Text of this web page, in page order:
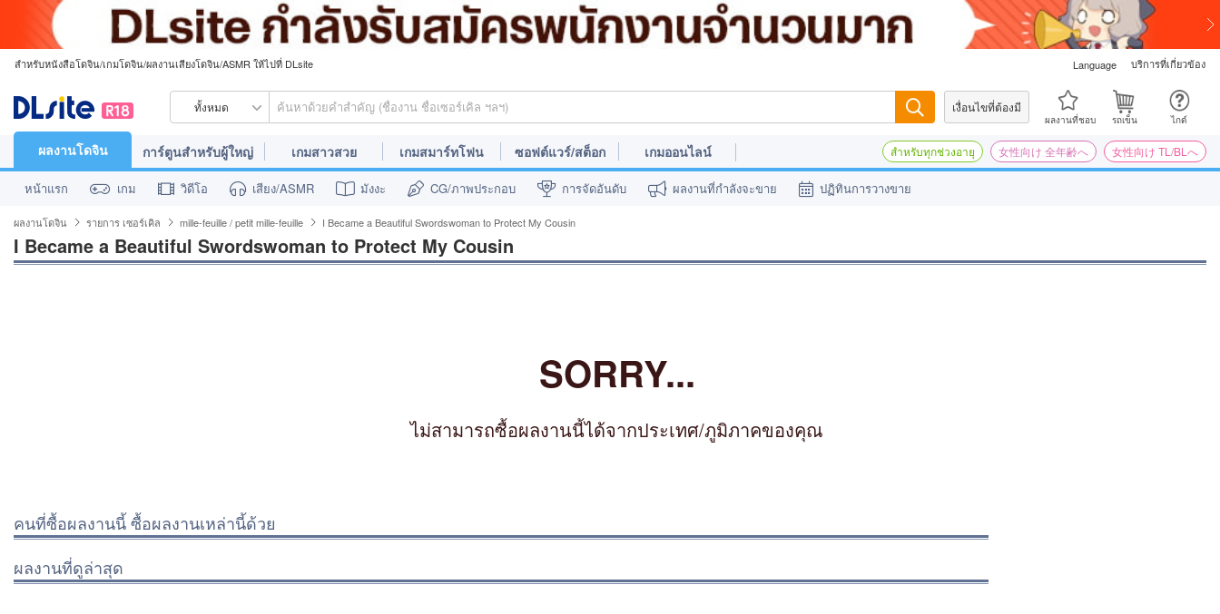
สำหรับหนังสือโดจิน/เกมโดจิน/ผลงานเสียงโดจิน/ASMR ให้ไปที่ DLsite Language บริการที่เกี่ยวข้อง
ทั้งหมด ค้นหาเงื่อนไขที่ต้องมี
ผลงานที่ชอบ รถเข็น ไกด์
ผลงานโดจิน การ์ตูนสำหรับผู้ใหญ่ เกมสาวสวย เกมสมาร์ทโฟน ซอฟต์แวร์/สต็อก เกมออนไลน์ สำหรับทุกช่วงอายุ 女性向け 全年齢へ 女性向け TL/BLへ
หน้าแรก เกม วิดีโอ เสียง/ASMR มังงะ CG/ภาพประกอบ การจัดอันดับ ผลงานที่กำลังจะขาย ปฏิทินการวางขาย
ผลงานโดจิน รายการ เซอร์เคิล mille-feuille / petit mille-feuille I Became a Beautiful Swordswoman to Protect My Cousin
I Became a Beautiful Swordswoman to Protect My Cousin
SORRY...
ไม่สามารถซื้อผลงานนี้ได้จากประเทศ/ภูมิภาคของคุณ
คนที่ซื้อผลงานนี้ ซื้อผลงานเหล่านี้ด้วย
ผลงานที่ดูล่าสุด